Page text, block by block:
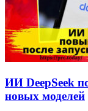
ИИ DeepSeek
новых моделей